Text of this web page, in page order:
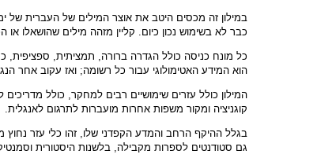
במילון זה מכסים היטב את אוצר המילים של העברית של
כבר לא בשימוש נכון כיום. קליין מזהה מילים שהושאלו
כל מונח כניסה כולל הגדרה ברורה, תמציתית, ספציפית,
הוא המידע האטימולוגי עבור כל רשומה; ואז עקוב אחר
המילון כולל עזרים שימושיים רבים למחקר, כולל
קוגניציה ומקור משפות אחרות מועברות לתרגום לאנגלית.
בגלל ההיקף הרחב והמדע הקפדני שלו, זהו כלי עזר נחוץ
גם סטודנטים לספרות מקבילה, בלשנות היסטורית